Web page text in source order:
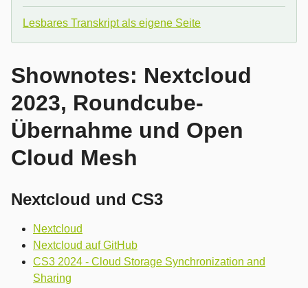
Lesbares Transkript als eigene Seite
Shownotes: Nextcloud
2023, Roundcube-
Übernahme und Open
Cloud Mesh
Nextcloud und CS3
Nextcloud
Nextcloud auf GitHub
CS3 2024 - Cloud Storage Synchronization and
Sharing